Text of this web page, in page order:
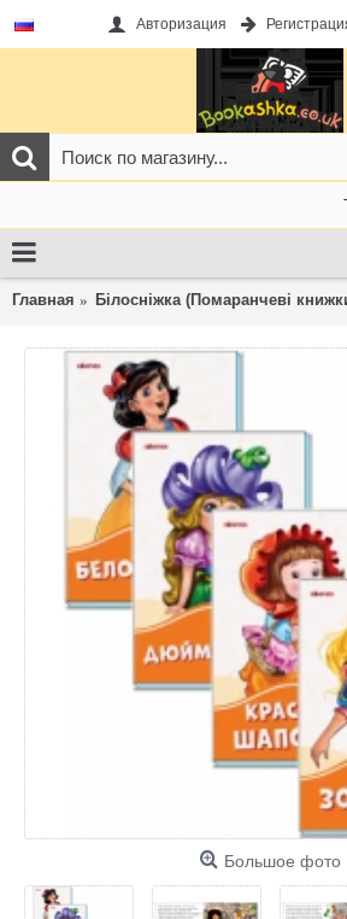
Авторизация
Главная Білосніжка (Помаранчеві
Большое фото